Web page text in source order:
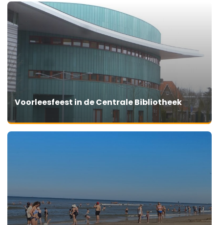
Voorleesfeest in de Centrale Bibliotheek